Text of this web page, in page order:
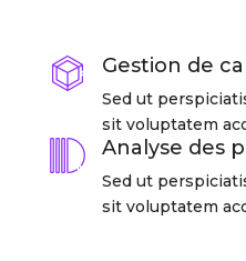
Gestion de
Sed ut
sit voluptatem
Analyse des
Sed ut
sit voluptatem